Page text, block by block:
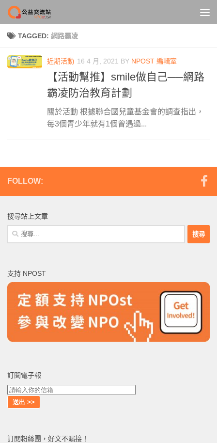
Skip to content
TAGGED: 網路霸凌
近期活動 16 4 月, 2021 BY NPOST 編輯室
【活動幫推】smile做自己──網路
霸凌防治教育計劃
關於活動 根據聯合國兒童基金會的調查指出，
每3個青少年就有1個曾遇過...
FOLLOW:
搜尋站上文章
搜
尋
字:
支持 NPOST
訂閱電子報
訂閱粉絲團，好文不漏接！